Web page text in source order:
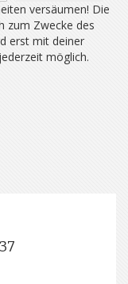
versäumen! Die
zum Zwecke des
erst mit deiner
möglich.